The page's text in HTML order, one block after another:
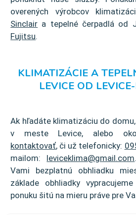
overených výrobcov
Sinclair a tepelné čerpadlá od
Fujitsu.
KLIMATIZÁCIE A
LEVICE OD
Ak hľadáte klimatizáciu do
v meste Levice, alebo
kontaktovať, či už telefonicky:
mailom: leviceklima@gmail.com
Vami bezplatnú obhliadku
základe obhliadky
ponuku šitú na mieru práve pre